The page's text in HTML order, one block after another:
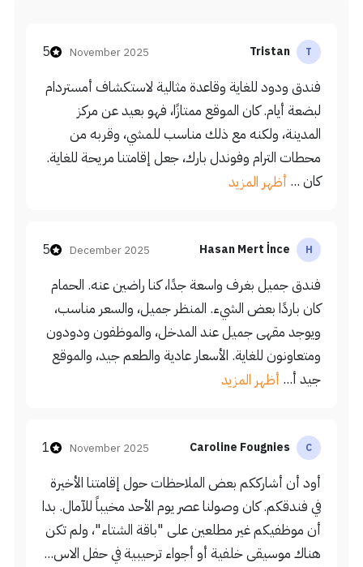
T
Tristan
November 2025
5
فندق ودود للغاية وقاعدة مثالية لاستكشاف أمستردام
لبضعة أيام. كان الموقع ممتازًا، فهو بعيد عن مركز
المدينة، ولكنه مع ذلك مناسب للمشي، وقربه من
محطات الترام وفوندل بارك، جعل إقامتنا مريحة للغاية.
كان ... أظهر المزيد
H
Hasan Mert İnce
December 2025
5
فندق جميل بغرف واسعة جدًا، كنا راضين عنه. الحمام
كان باردًا بعض الشيء. المنظر جميل، والسعر مناسب،
ويوجد مقهى جميل عند المدخل، والموظفون ودودون
ومتعاونون للغاية. الأسعار عادية والطعم جيد، والموقع
جيد أ... أظهر المزيد
C
Caroline Fougnies
November 2025
1
أود أن أشارككم بعض الملاحظات حول إقامتنا الأخيرة
في فندقكم. كان وصولنا عصر يوم الأحد مخيباً للآمال. بدا
أن موظفيكم غير مطلعين على "باقة الشتاء"، ولم تكن
هناك موسيقى خلفية أو أجواء ترحيبية في حفل الاس...